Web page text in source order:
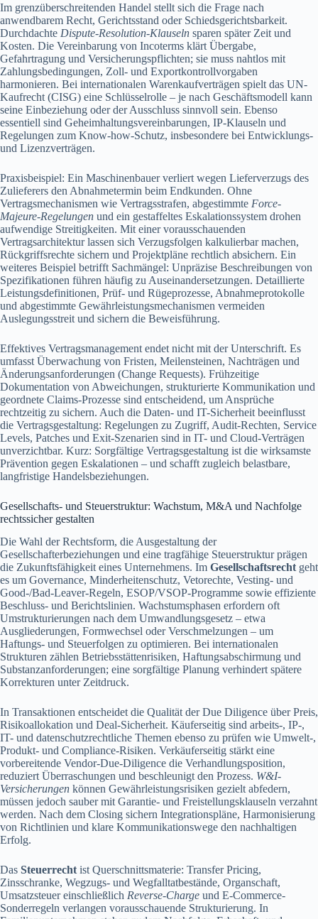
Im grenzüberschreitenden Handel stellt sich die Frage nach
anwendbarem Recht, Gerichtsstand oder Schiedsgerichtsbarkeit.
Durchdachte Dispute-Resolution-Klauseln sparen später Zeit und
Kosten. Die Vereinbarung von Incoterms klärt Übergabe,
Gefahrtragung und Versicherungspflichten; sie muss nahtlos mit
Zahlungsbedingungen, Zoll- und Exportkontrollvorgaben
harmonieren. Bei internationalen Warenkaufverträgen spielt das UN-
Kaufrecht (CISG) eine Schlüsselrolle – je nach Geschäftsmodell kann
seine Einbeziehung oder der Ausschluss sinnvoll sein. Ebenso
essentiell sind Geheimhaltungsvereinbarungen, IP-Klauseln und
Regelungen zum Know-how-Schutz, insbesondere bei Entwicklungs-
und Lizenzverträgen.
Praxisbeispiel: Ein Maschinenbauer verliert wegen Lieferverzugs des
Zulieferers den Abnahmetermin beim Endkunden. Ohne
Vertragsmechanismen wie Vertragsstrafen, abgestimmte Force-
Majeure-Regelungen und ein gestaffeltes Eskalationssystem drohen
aufwendige Streitigkeiten. Mit einer vorausschauenden
Vertragsarchitektur lassen sich Verzugsfolgen kalkulierbar machen,
Rückgriffsrechte sichern und Projektpläne rechtlich absichern. Ein
weiteres Beispiel betrifft Sachmängel: Unpräzise Beschreibungen von
Spezifikationen führen häufig zu Auseinandersetzungen. Detaillierte
Leistungsdefinitionen, Prüf- und Rügeprozesse, Abnahmeprotokolle
und abgestimmte Gewährleistungsmechanismen vermeiden
Auslegungsstreit und sichern die Beweisführung.
Effektives Vertragsmanagement endet nicht mit der Unterschrift. Es
umfasst Überwachung von Fristen, Meilensteinen, Nachträgen und
Änderungsanforderungen (Change Requests). Frühzeitige
Dokumentation von Abweichungen, strukturierte Kommunikation und
geordnete Claims-Prozesse sind entscheidend, um Ansprüche
rechtzeitig zu sichern. Auch die Daten- und IT-Sicherheit beeinflusst
die Vertragsgestaltung: Regelungen zu Zugriff, Audit-Rechten, Service
Levels, Patches und Exit-Szenarien sind in IT- und Cloud-Verträgen
unverzichtbar. Kurz: Sorgfältige Vertragsgestaltung ist die wirksamste
Prävention gegen Eskalationen – und schafft zugleich belastbare,
langfristige Handelsbeziehungen.
Gesellschafts- und Steuerstruktur: Wachstum, M&A und Nachfolge
rechtssicher gestalten
Die Wahl der Rechtsform, die Ausgestaltung der
Gesellschafterbeziehungen und eine tragfähige Steuerstruktur prägen
die Zukunftsfähigkeit eines Unternehmens. Im Gesellschaftsrecht geht
es um Governance, Minderheitenschutz, Vetorechte, Vesting- und
Good-/Bad-Leaver-Regeln, ESOP/VSOP-Programme sowie effiziente
Beschluss- und Berichtslinien. Wachstumsphasen erfordern oft
Umstrukturierungen nach dem Umwandlungsgesetz – etwa
Ausgliederungen, Formwechsel oder Verschmelzungen – um
Haftungs- und Steuerfolgen zu optimieren. Bei internationalen
Strukturen zählen Betriebsstättenrisiken, Haftungsabschirmung und
Substanzanforderungen; eine sorgfältige Planung verhindert spätere
Korrekturen unter Zeitdruck.
In Transaktionen entscheidet die Qualität der Due Diligence über Preis,
Risikoallokation und Deal-Sicherheit. Käuferseitig sind arbeits-, IP-,
IT- und datenschutzrechtliche Themen ebenso zu prüfen wie Umwelt-,
Produkt- und Compliance-Risiken. Verkäuferseitig stärkt eine
vorbereitende Vendor-Due-Diligence die Verhandlungsposition,
reduziert Überraschungen und beschleunigt den Prozess. W&I-
Versicherungen können Gewährleistungsrisiken gezielt abfedern,
müssen jedoch sauber mit Garantie- und Freistellungsklauseln verzahnt
werden. Nach dem Closing sichern Integrationspläne, Harmonisierung
von Richtlinien und klare Kommunikationswege den nachhaltigen
Erfolg.
Das Steuerrecht ist Querschnittsmaterie: Transfer Pricing,
Zinsschranke, Wegzugs- und Wegfalltatbestände, Organschaft,
Umsatzsteuer einschließlich Reverse-Charge und E-Commerce-
Sonderregeln verlangen vorausschauende Strukturierung. In